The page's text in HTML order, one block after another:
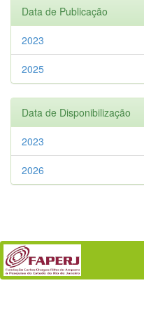
Data de Publicação
2023
2025
Data de Disponibilização
2023
2026